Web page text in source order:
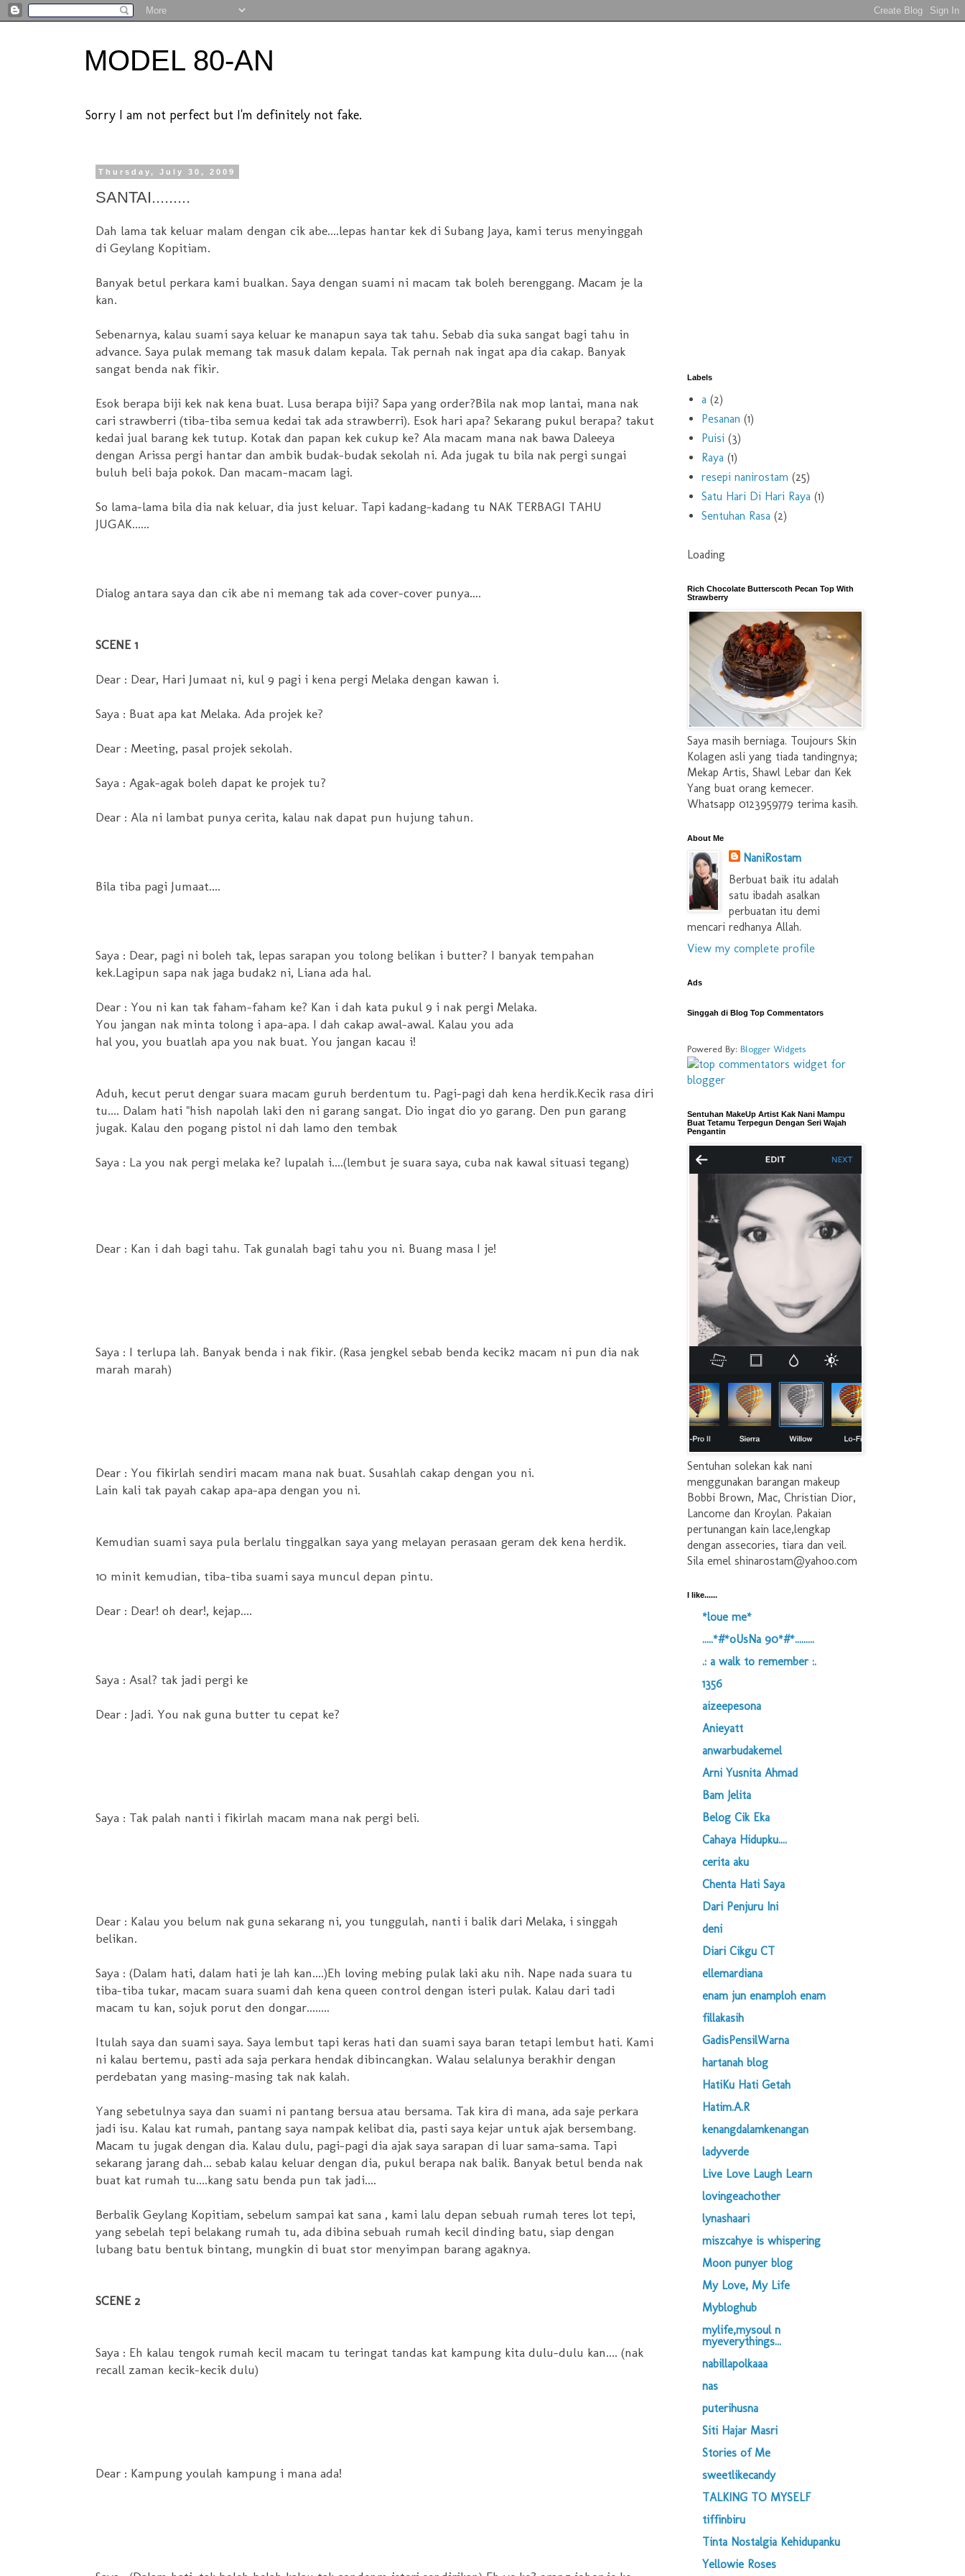
MODEL 80-AN
Sorry I am not perfect but I'm definitely not fake.
Thursday, July 30, 2009
SANTAI.........
Dah lama tak keluar malam dengan cik abe....lepas hantar kek di Subang Jaya, kami terus menyinggah
di Geylang Kopitiam.
Banyak betul perkara kami bualkan. Saya dengan suami ni macam tak boleh berenggang. Macam je la
kan.
Sebenarnya, kalau suami saya keluar ke manapun saya tak tahu. Sebab dia suka sangat bagi tahu in
advance. Saya pulak memang tak masuk dalam kepala. Tak pernah nak ingat apa dia cakap. Banyak
sangat benda nak fikir.
Esok berapa biji kek nak kena buat. Lusa berapa biji? Sapa yang order?Bila nak mop lantai, mana nak
cari strawberri (tiba-tiba semua kedai tak ada strawberri). Esok hari apa? Sekarang pukul berapa? takut
kedai jual barang kek tutup. Kotak dan papan kek cukup ke? Ala macam mana nak bawa Daleeya
dengan Arissa pergi hantar dan ambik budak-budak sekolah ni. Ada jugak tu bila nak pergi sungai
buluh beli baja pokok. Dan macam-macam lagi.
So lama-lama bila dia nak keluar, dia just keluar. Tapi kadang-kadang tu NAK TERBAGI TAHU
JUGAK......
Dialog antara saya dan cik abe ni memang tak ada cover-cover punya....
SCENE 1
Dear : Dear, Hari Jumaat ni, kul 9 pagi i kena pergi Melaka dengan kawan i.
Saya : Buat apa kat Melaka. Ada projek ke?
Dear : Meeting, pasal projek sekolah.
Saya : Agak-agak boleh dapat ke projek tu?
Dear : Ala ni lambat punya cerita, kalau nak dapat pun hujung tahun.
Bila tiba pagi Jumaat....
Saya : Dear, pagi ni boleh tak, lepas sarapan you tolong belikan i butter? I banyak tempahan
kek.Lagipun sapa nak jaga budak2 ni, Liana ada hal.
Dear : You ni kan tak faham-faham ke? Kan i dah kata pukul 9 i nak pergi Melaka.
You jangan nak minta tolong i apa-apa. I dah cakap awal-awal. Kalau you ada
hal you, you buatlah apa you nak buat. You jangan kacau i!
Aduh, kecut perut dengar suara macam guruh berdentum tu. Pagi-pagi dah kena herdik.Kecik rasa diri
tu.... Dalam hati "hish napolah laki den ni garang sangat. Dio ingat dio yo garang. Den pun garang
jugak. Kalau den pogang pistol ni dah lamo den tembak
Saya : La you nak pergi melaka ke? lupalah i....(lembut je suara saya, cuba nak kawal situasi tegang)
Dear : Kan i dah bagi tahu. Tak gunalah bagi tahu you ni. Buang masa I je!
Saya : I terlupa lah. Banyak benda i nak fikir. (Rasa jengkel sebab benda kecik2 macam ni pun dia nak
marah marah)
Dear : You fikirlah sendiri macam mana nak buat. Susahlah cakap dengan you ni.
Lain kali tak payah cakap apa-apa dengan you ni.
Kemudian suami saya pula berlalu tinggalkan saya yang melayan perasaan geram dek kena herdik.
10 minit kemudian, tiba-tiba suami saya muncul depan pintu.
Dear : Dear! oh dear!, kejap....
Saya : Asal? tak jadi pergi ke
Dear : Jadi. You nak guna butter tu cepat ke?
Saya : Tak palah nanti i fikirlah macam mana nak pergi beli.
Dear : Kalau you belum nak guna sekarang ni, you tunggulah, nanti i balik dari Melaka, i singgah
belikan.
Saya : (Dalam hati, dalam hati je lah kan....)Eh loving mebing pulak laki aku nih. Nape nada suara tu
tiba-tiba tukar, macam suara suami dah kena queen control dengan isteri pulak. Kalau dari tadi
macam tu kan, sojuk porut den dongar........
Itulah saya dan suami saya. Saya lembut tapi keras hati dan suami saya baran tetapi lembut hati. Kami
ni kalau bertemu, pasti ada saja perkara hendak dibincangkan. Walau selalunya berakhir dengan
perdebatan yang masing-masing tak nak kalah.
Yang sebetulnya saya dan suami ni pantang bersua atau bersama. Tak kira di mana, ada saje perkara
jadi isu. Kalau kat rumah, pantang saya nampak kelibat dia, pasti saya kejar untuk ajak bersembang.
Macam tu jugak dengan dia. Kalau dulu, pagi-pagi dia ajak saya sarapan di luar sama-sama. Tapi
sekarang jarang dah... sebab kalau keluar dengan dia, pukul berapa nak balik. Banyak betul benda nak
buat kat rumah tu....kang satu benda pun tak jadi....
Berbalik Geylang Kopitiam, sebelum sampai kat sana , kami lalu depan sebuah rumah teres lot tepi,
yang sebelah tepi belakang rumah tu, ada dibina sebuah rumah kecil dinding batu, siap dengan
lubang batu bentuk bintang, mungkin di buat stor menyimpan barang agaknya.
SCENE 2
Saya : Eh kalau tengok rumah kecil macam tu teringat tandas kat kampung kita dulu-dulu kan.... (nak
recall zaman kecik-kecik dulu)
Dear : Kampung youlah kampung i mana ada!
Labels
a (2)
Pesanan (1)
Puisi (3)
Raya (1)
resepi nanirostam (25)
Satu Hari Di Hari Raya (1)
Sentuhan Rasa (2)
Loading
Rich Chocolate Butterscoth Pecan Top With
Strawberry
Saya masih berniaga. Toujours Skin
Kolagen asli yang tiada tandingnya;
Mekap Artis, Shawl Lebar dan Kek
Yang buat orang kemecer.
Whatsapp 0123959779 terima kasih.
About Me
NaniRostam
Berbuat baik itu adalah
satu ibadah asalkan
perbuatan itu demi
mencari redhanya Allah.
View my complete profile
Ads
Singgah di Blog Top Commentators
Powered By: Blogger Widgets
Sentuhan MakeUp Artist Kak Nani Mampu
Buat Tetamu Terpegun Dengan Seri Wajah
Pengantin
Sentuhan solekan kak nani
menggunakan barangan makeup
Bobbi Brown, Mac, Christian Dior,
Lancome dan Kroylan. Pakaian
pertunangan kain lace,lengkap
dengan assecories, tiara dan veil.
Sila emel shinarostam@yahoo.com
I like......
*loue me*
.....*#*oUsNa 90*#*.........
.: a walk to remember :.
1356
aizeepesona
Anieyatt
anwarbudakemel
Arni Yusnita Ahmad
Bam Jelita
Belog Cik Eka
Cahaya Hidupku....
cerita aku
Chenta Hati Saya
Dari Penjuru Ini
deni
Diari Cikgu CT
ellemardiana
enam jun enamploh enam
fillakasih
GadisPensilWarna
hartanah blog
HatiKu Hati Getah
Hatim.A.R
kenangdalamkenangan
ladyverde
Live Love Laugh Learn
lovingeachother
lynashaari
miszcahye is whispering
Moon punyer blog
My Love, My Life
Mybloghub
mylife,mysoul n
myeverythings...
nabillapolkaaa
nas
puterihusna
Siti Hajar Masri
Stories of Me
sweetlikecandy
TALKING TO MYSELF
tiffinbiru
Tinta Nostalgia Kehidupanku
Yellowie Roses